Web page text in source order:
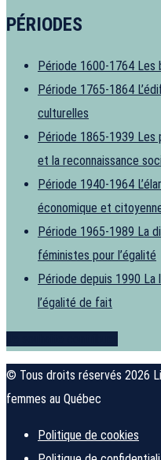
PÉRIODES
Période 1600-1764 Les
Période 1765-1864
culturelles
Période 1865-1939 Les
et la reconnaissance
Période 1940-1964
économique et
Période 1965-1989 La
féministes pour l’égalité
Période depuis 1990 La
l’égalité de fait
© Tous droits réservés 2026
femmes au Québec
Politique de cookies